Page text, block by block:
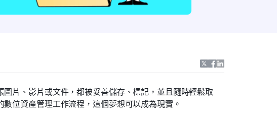
片、影片或文件，都被妥善儲存、標記，並且隨時輕鬆取
位資產管理工作流程，這個夢想可以成為現實。